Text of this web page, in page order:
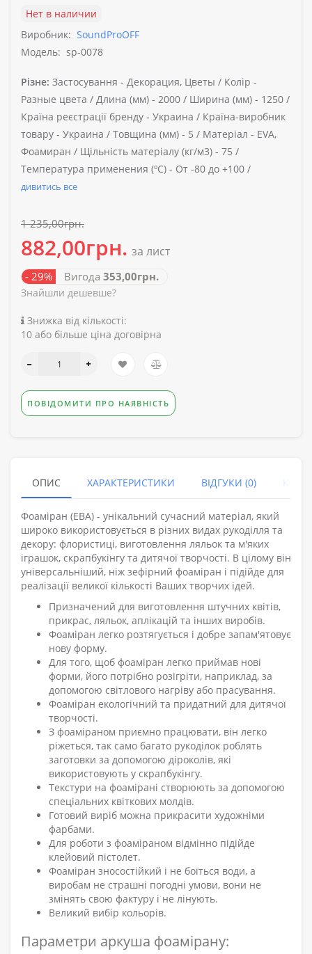
Нет в наличии
Виробник: SoundProOFF
Модель: sp-0078
Різне: Застосування - Декорация, Цветы / Колір -
Разные цвета / Длина (мм) - 2000 / Ширина (мм) - 1250 /
Країна реєстрації бренду - Украина / Країна-виробник
товару - Украина / Товщина (мм) - 5 / Матеріал - EVA,
Фоамиран / Щільність матеріалу (кг/м3) - 75 /
Температура применения (ºС) - От -80 до +100 /
дивитись все
1 235,00грн.
882,00грн. за лист
- 29% Вигода 353,00грн.
Знайшли дешевше?
Знижка від кількості:
10 або більше ціна договірна
ПОВІДОМИТИ ПРО НАЯВНІСТЬ
ОПИС ХАРАКТЕРИСТИКИ ВІДГУКИ (0)
Фоаміран (ЕВА) - унікальний сучасний матеріал, який
широко використовується в різних видах рукоділля та
декору: флористиці, виготовлення ляльок та м'яких
іграшок, скрапбукінгу та дитячої творчості. В цілому він
універсальніший, ніж зефірний фоаміран і підійде для
реалізації великої кількості Ваших творчих ідей.
Призначений для виготовлення штучних квітів,
прикрас, ляльок, аплікацій та інших виробів.
Фоаміран легко розтягується і добре запам'ятовує
нову форму.
Для того, щоб фоаміран легко приймав нові
форми, його потрібно розігріти, наприклад, за
допомогою світлового нагріву або прасування.
Фоаміран екологічний та придатний для дитячої
творчості.
З фоаміраном приємно працювати, він легко
ріжеться, так само багато рукоділок роблять
заготовки за допомогою діроколів, які
використовують у скрапбукінгу.
Текстури на фоамірані створюють за допомогою
спеціальних квіткових молдів.
Готовий виріб можна прикрасити художніми
фарбами.
Для роботи з фоаміраном відмінно підійде
клейовий пістолет.
Фоаміран зносостійкий і не боїться води, а
виробам не страшні погодні умови, вони не
змінять свою фактуру і не лінують.
Великий вибір кольорів.
Параметри аркуша фоамірану: